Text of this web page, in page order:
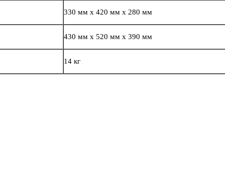
330 мм х 420 мм х 280 мм
430 мм x 520 мм x 390 мм
14 кг